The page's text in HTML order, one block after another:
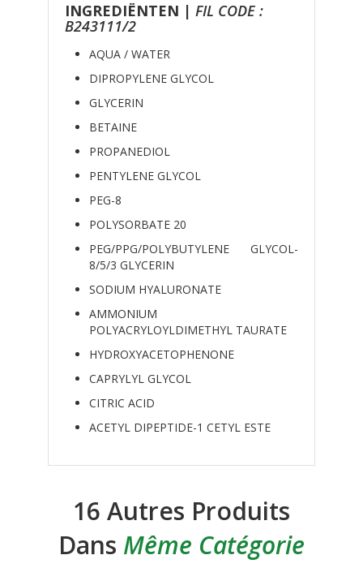
INGREDIËNTEN | FIL CODE :
B243111/2
AQUA / WATER
DIPROPYLENE GLYCOL
GLYCERIN
BETAINE
PROPANEDIOL
PENTYLENE GLYCOL
PEG-8
POLYSORBATE 20
PEG/PPG/POLYBUTYLENE GLYCOL-
8/5/3 GLYCERIN
SODIUM HYALURONATE
AMMONIUM
POLYACRYLOYLDIMETHYL TAURATE
HYDROXYACETOPHENONE
CAPRYLYL GLYCOL
CITRIC ACID
ACETYL DIPEPTIDE-1 CETYL ESTE
16 Autres Produits
Dans Même Catégorie